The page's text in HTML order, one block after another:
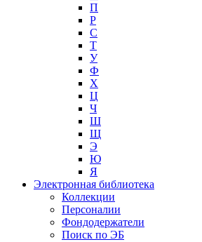
П
Р
С
Т
У
Ф
Х
Ц
Ч
Ш
Щ
Э
Ю
Я
Электронная библиотека
Коллекции
Персоналии
Фондодержатели
Поиск по ЭБ